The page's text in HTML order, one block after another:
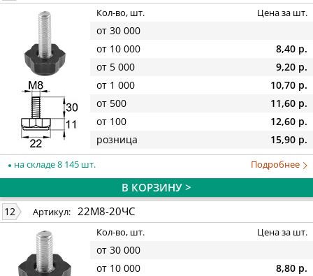
Кол-во, шт. Цена за шт.
от 30 000
от 10 000
8,40 р.
от 5 000
9,20 р.
от 1 000
10,70 р.
от 500
11,60 р.
от 100
12,60 р.
розница
15,90 р.
на складе 8 145 шт. Подробнее
В КОРЗИНУ >
12 Артикул: 22М8-20ЧС
Кол-во, шт. Цена за шт.
от 30 000
от 10 000
8,80 р.